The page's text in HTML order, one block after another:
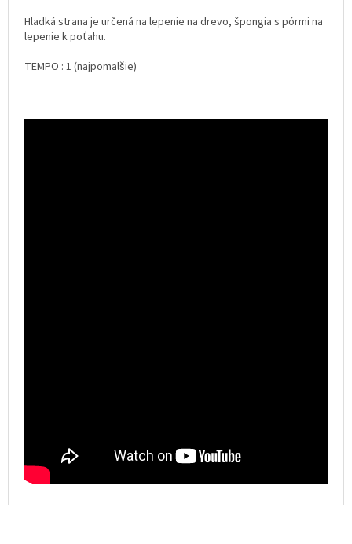
Hladká strana je určená na lepenie na drevo, špongia s pórmi na
lepenie k poťahu.
TEMPO : 1 (najpomalšie)